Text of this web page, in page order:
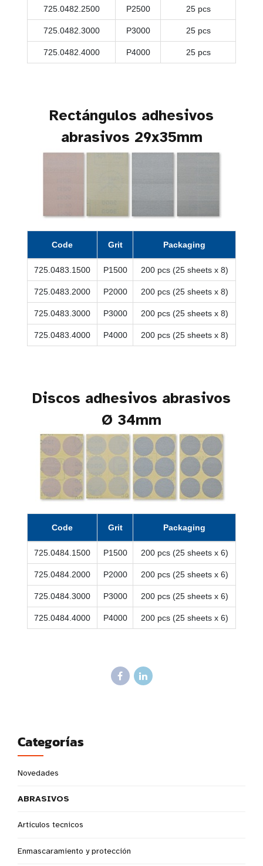
725.0482.2500 P2500 25 pcs
725.0482.3000 P3000 25 pcs
725.0482.4000 P4000 25 pcs
Rectángulos adhesivos
abrasivos 29x35mm
Code Grit Packaging
725.0483.1500 P1500 200 pcs (25 sheets x 8)
725.0483.2000 P2000 200 pcs (25 sheets x 8)
725.0483.3000 P3000 200 pcs (25 sheets x 8)
725.0483.4000 P4000 200 pcs (25 sheets x 8)
Discos adhesivos abrasivos
Ø 34mm
Code Grit Packaging
725.0484.1500 P1500 200 pcs (25 sheets x 6)
725.0484.2000 P2000 200 pcs (25 sheets x 6)
725.0484.3000 P3000 200 pcs (25 sheets x 6)
725.0484.4000 P4000 200 pcs (25 sheets x 6)
Categorías
Novedades
ABRASIVOS
Articulos tecnicos
Enmascaramiento y protección